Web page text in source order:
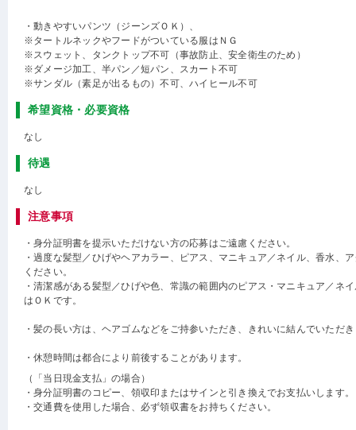
・動きやすいパンツ（ジーンズＯＫ）、
※タートルネックやフードがついている服はＮＧ
※スウェット、タンクトップ不可（事故防止、安全衛生のため）
※ダメージ加工、半パン／短パン、スカート不可
※サンダル（素足が出るもの）不可、ハイヒール不可
希望資格・必要資格
なし
待遇
なし
注意事項
・身分証明書を提示いただけない方の応募はご遠慮ください。
・過度な髪型／ひげやヘアカラー、ピアス、マニキュア／ネイル、香水、
ください。
・清潔感がある髪型／ひげや色、常識の範囲内のピアス・マニキュア／ネ
はＯＫです。
・髪の長い方は、ヘアゴムなどをご持参いただき、きれいに結んでいただ
・休憩時間は都合により前後することがあります。
（「当日現金支払」の場合）
・身分証明書のコピー、領収印またはサインと引き換えでお支払いします。
・交通費を使用した場合、必ず領収書をお持ちください。